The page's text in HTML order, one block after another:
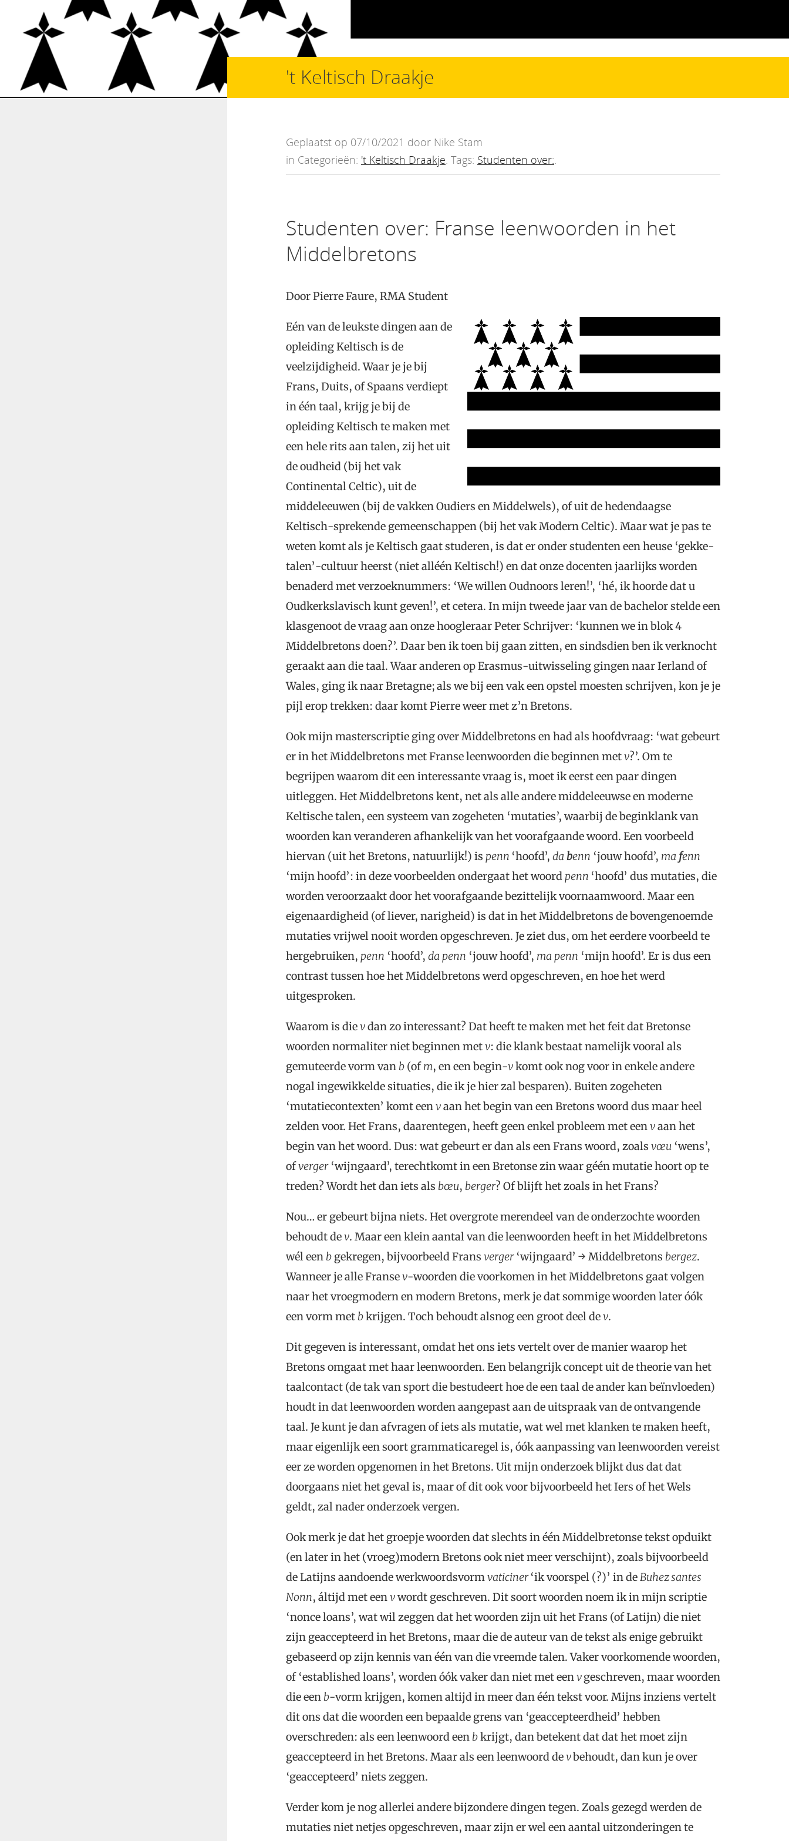
't Keltisch Draakje
Geplaatst op 07/10/2021 door Nike Stam
in Categorieën: 't Keltisch Draakje. Tags: Studenten over:.
Studenten over: Franse leenwoorden in het
Middelbretons
Door Pierre Faure, RMA Student
Eén van de leukste dingen aan de
opleiding Keltisch is de
veelzijdigheid. Waar je je bij
Frans, Duits, of Spaans verdiept
in één taal, krijg je bij de
opleiding Keltisch te maken met
een hele rits aan talen, zij het uit
de oudheid (bij het vak
Continental Celtic), uit de
middeleeuwen (bij de vakken Oudiers en Middelwels), of uit de hedendaagse
Keltisch-sprekende gemeenschappen (bij het vak Modern Celtic). Maar wat je pas te
weten komt als je Keltisch gaat studeren, is dat er onder studenten een heuse ‘gekke-
talen’-cultuur heerst (niet alléén Keltisch!) en dat onze docenten jaarlijks worden
benaderd met verzoeknummers: ‘We willen Oudnoors leren!’, ‘hé, ik hoorde dat u
Oudkerkslavisch kunt geven!’, et cetera. In mijn tweede jaar van de bachelor stelde een
klasgenoot de vraag aan onze hoogleraar Peter Schrijver: ‘kunnen we in blok 4
Middelbretons doen?’. Daar ben ik toen bij gaan zitten, en sindsdien ben ik verknocht
geraakt aan die taal. Waar anderen op Erasmus-uitwisseling gingen naar Ierland of
Wales, ging ik naar Bretagne; als we bij een vak een opstel moesten schrijven, kon je je
pijl erop trekken: daar komt Pierre weer met z’n Bretons.
Ook mijn masterscriptie ging over Middelbretons en had als hoofdvraag: ‘wat gebeurt
er in het Middelbretons met Franse leenwoorden die beginnen metv?’. Om te
begrijpen waarom dit een interessante vraag is, moet ik eerst een paar dingen
uitleggen. Het Middelbretons kent, net als alle andere middeleeuwse en moderne
Keltische talen, een systeem van zogeheten ‘mutaties’, waarbij de beginklank van
woorden kan veranderen afhankelijk van het voorafgaande woord. Een voorbeeld
hiervan (uit het Bretons, natuurlijk!) is penn ‘hoofd’, da benn ‘jouw hoofd’, ma fenn
‘mijn hoofd’: in deze voorbeelden ondergaat het woord penn ‘hoofd’ dus mutaties, die
worden veroorzaakt door het voorafgaande bezittelijk voornaamwoord. Maar een
eigenaardigheid (of liever, narigheid) is dat in het Middelbretons de bovengenoemde
mutaties vrijwel nooit worden opgeschreven. Je ziet dus, om het eerdere voorbeeld te
hergebruiken, penn ‘hoofd’, da penn ‘jouw hoofd’, ma penn ‘mijn hoofd’. Er is dus een
contrast tussen hoe het Middelbretons werd opgeschreven, en hoe het werd
uitgesproken.
Waarom is dievdan zo interessant? Dat heeft te maken met het feit dat Bretonse
woorden normaliter niet beginnen metv: die klank bestaat namelijk vooral als
gemuteerde vorm vanb (ofm, en een begin-vkomt ook nog voor in enkele andere
nogal ingewikkelde situaties, die ik je hier zal besparen). Buiten zogeheten
‘mutatiecontexten’ komt eenvaan het begin van een Bretons woord dus maar heel
zelden voor. Het Frans, daarentegen, heeft geen enkel probleem met eenvaan het
begin van het woord. Dus: wat gebeurt er dan als een Frans woord, zoals vœu ‘wens’,
ofverger‘wijngaard’, terechtkomt in een Bretonse zin waar géén mutatie hoort op te
treden? Wordt het dan iets als bœu, berger? Of blijft het zoals in het Frans?
Nou… er gebeurt bijna niets. Het overgrote merendeel van de onderzochte woorden
behoudt dev. Maar een klein aantal van die leenwoorden heeft in het Middelbretons
wél eenb gekregen, bijvoorbeeld Frans verger‘wijngaard’ → Middelbretons bergez.
Wanneer je alle Fransev-woorden die voorkomen in het Middelbretons gaat volgen
naar het vroegmodern en modern Bretons, merk je dat sommige woorden later óók
een vorm metbkrijgen. Toch behoudt alsnog een groot deel dev.
Dit gegeven is interessant, omdat het ons iets vertelt over de manier waarop het
Bretons omgaat met haar leenwoorden. Een belangrijk concept uit de theorie van het
taalcontact (de tak van sport die bestudeert hoe de een taal de ander kan beïnvloeden)
houdt in dat leenwoorden worden aangepast aan de uitspraak van de ontvangende
taal. Je kunt je dan afvragen of iets als mutatie, wat wel met klanken te maken heeft,
maar eigenlijk een soort grammaticaregel is, óók aanpassing van leenwoorden vereist
eer ze worden opgenomen in het Bretons. Uit mijn onderzoek blijkt dus dat dat
doorgaans niet het geval is, maar of dit ook voor bijvoorbeeld het Iers of het Wels
geldt, zal nader onderzoek vergen.
Ook merk je dat het groepje woorden dat slechts in één Middelbretonse tekst opduikt
(en later in het (vroeg)modern Bretons ook niet meer verschijnt), zoals bijvoorbeeld
de Latijns aandoende werkwoordsvormvaticiner‘ik voorspel (?)’ in deBuhez santes
Nonn, áltijd met eenvwordt geschreven. Dit soort woorden noem ik in mijn scriptie
‘nonce loans’, wat wil zeggen dat het woorden zijn uit het Frans (of Latijn) die niet
zijn geaccepteerd in het Bretons, maar die de auteur van de tekst als enige gebruikt
gebaseerd op zijn kennis van één van die vreemde talen. Vaker voorkomende woorden,
of ‘established loans’, worden óók vaker dan niet met eenvgeschreven, maar woorden
die eenb-vorm krijgen, komen altijd in meer dan één tekst voor. Mijns inziens vertelt
dit ons dat die woorden een bepaalde grens van ‘geaccepteerdheid’ hebben
overschreden: als een leenwoord eenbkrijgt, dan betekent dat dat het moet zijn
geaccepteerd in het Bretons. Maar als een leenwoord devbehoudt, dan kun je over
‘geaccepteerd’ niets zeggen.
Verder kom je nog allerlei andere bijzondere dingen tegen. Zoals gezegd werden de
mutaties niet netjes opgeschreven, maar zijn er wel een aantal uitzonderingen te